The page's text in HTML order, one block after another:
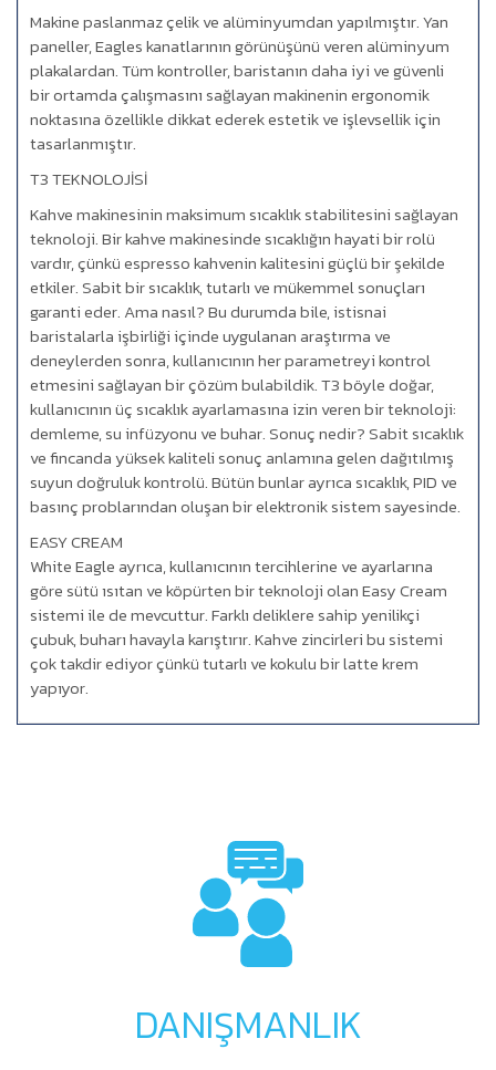
Makine paslanmaz çelik ve alüminyumdan yapılmıştır. Yan
paneller, Eagles kanatlarının görünüşünü veren alüminyum
plakalardan. Tüm kontroller, baristanın daha iyi ve güvenli
bir ortamda çalışmasını sağlayan makinenin ergonomik
noktasına özellikle dikkat ederek estetik ve işlevsellik için
tasarlanmıştır.
T3 TEKNOLOJİSİ
Kahve makinesinin maksimum sıcaklık stabilitesini sağlayan
teknoloji. Bir kahve makinesinde sıcaklığın hayati bir rolü
vardır, çünkü espresso kahvenin kalitesini güçlü bir şekilde
etkiler. Sabit bir sıcaklık, tutarlı ve mükemmel sonuçları
garanti eder. Ama nasıl? Bu durumda bile, istisnai
baristalarla işbirliği içinde uygulanan araştırma ve
deneylerden sonra, kullanıcının her parametreyi kontrol
etmesini sağlayan bir çözüm bulabildik. T3 böyle doğar,
kullanıcının üç sıcaklık ayarlamasına izin veren bir teknoloji:
demleme, su infüzyonu ve buhar. Sonuç nedir? Sabit sıcaklık
ve fincanda yüksek kaliteli sonuç anlamına gelen dağıtılmış
suyun doğruluk kontrolü. Bütün bunlar ayrıca sıcaklık, PID ve
basınç problarından oluşan bir elektronik sistem sayesinde.
EASY CREAM
White Eagle ayrıca, kullanıcının tercihlerine ve ayarlarına
göre sütü ısıtan ve köpürten bir teknoloji olan Easy Cream
sistemi ile de mevcuttur. Farklı deliklere sahip yenilikçi
çubuk, buharı havayla karıştırır. Kahve zincirleri bu sistemi
çok takdir ediyor çünkü tutarlı ve kokulu bir latte krem
yapıyor.
DANIŞMANLIK